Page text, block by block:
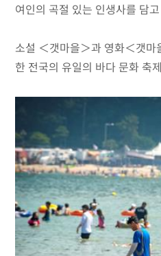
여인의 곡절 있는 인생사를 담
소설 ＜갯마을＞과 영화＜갯마
한 전국의 유일의 바다 문화 축